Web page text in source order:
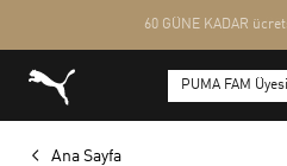
Ana Sayfa